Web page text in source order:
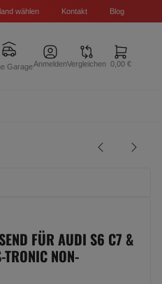
wählen Kontakt Blog
GarageAnmeldenVergleichen 0,00 €
FÜR AUDI S6 C7 &
NON-